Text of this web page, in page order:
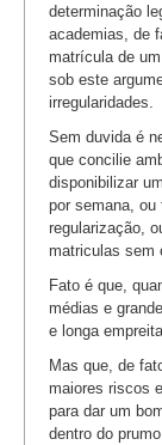
determinação
academias, de
matrícula de
sob este
irregularidades.
Sem duvida é
que concilie
disponibilizar
por semana, ou
regularização,
matriculas sem
Fato é que,
médias e
e longa
Mas que, de
maiores riscos
para dar um
dentro do